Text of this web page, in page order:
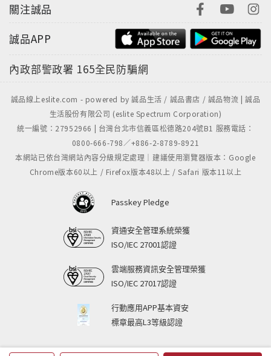
關注誠品
誠品APP
內政部警政署 165全民防騙網
誠品線上eslite.com - powered by 誠品生活 / 誠品書店 / 誠品物流 | 誠品
生活股份有限公司 (eslite Spectrum Corporation)
統一編號：27952966 | 台灣台北市信義區松德路204號B1 服務電話：
0800-666-798／+886-2-8789-8921
本網站已依台灣網站內容分級規定處理｜建議使用瀏覽器版本：Google
Chrome版本60以上 / Firefox版本48以上 / Safari 版本11以上
Passkey Pledge
資通安全管理系統榮獲
ISO/IEC 27001認證
雲端服務資訊安全管理榮獲
ISO/IEC 27017認證
行動應用APP基本資安
標章最高L3等級認證